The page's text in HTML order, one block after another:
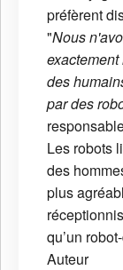
préfèrent
"Nous
des
par des
Les robots
des
plus
qu’un
Auteur